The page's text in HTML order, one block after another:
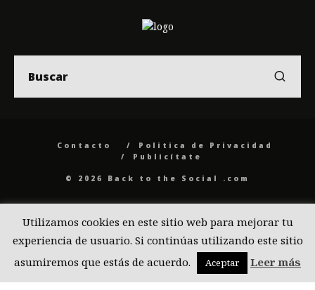
Contacto
Politica de Privacidad
Publicítate
© 2026 Back to the Social .com
Utilizamos cookies en este sitio web para mejorar tu
experiencia de usuario. Si continúas utilizando este sitio
asumiremos que estás de acuerdo.
Aceptar Leer más